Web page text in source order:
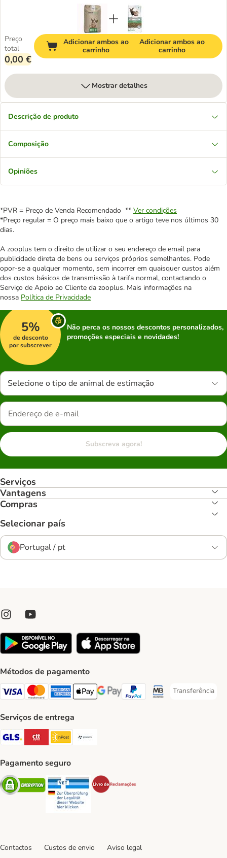
Preço
total
0,00 €
Adicionar ambos ao
carrinho
Adicionar ambos ao
carrinho
Mostrar detalhes
Descrição de produto
Composição
Opiniões
*PVR = Preço de Venda Recomendado ** Ver condições
*Preço regular = O preço mais baixo que o artigo teve nos últimos 30
dias.
A zooplus tem o direito de utilizar o seu endereço de email para
publicidade direta de bens ou serviços próprios semelhantes. Pode
opor-se a qualquer momento, sem incorrer em quaisquer custos além
dos custos básicos de transmissão à tarifa normal, contactando o
Serviço de Apoio ao Cliente da zooplus. Mais informações na
nossa Política de Privacidade
5%
de desconto
por subscrever
Não perca os nossos descontos personalizados,
promoções especiais e novidades!
Selecione o tipo de animal de estimação
Subscreva agora!
Serviços
Vantagens
Compras
Selecionar país
Portugal / pt
Métodos de pagamento
Visa Payment Method
Mastercard Payment Method
American Express Payment Method
Apple Pay Payment Method
Google Pay Payment Method
PayPal Payment Method
Multibanco Payment
Transferência
Transferência
Serviços de entrega
GLS Shipping Method
CTTExpress Shipping Method
InPost Shipping Method
Pagamento seguro
Security Security
Contactos Custos de envio
Aviso legal